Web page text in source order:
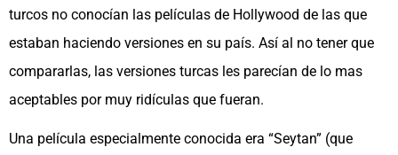
turcos no conocían las películas de Hollywood de las que
estaban haciendo versiones en su país. Así al no tener que
compararlas, las versiones turcas les parecían de lo mas
aceptables por muy ridículas que fueran.
Una película especialmente conocida era “Seytan” (que